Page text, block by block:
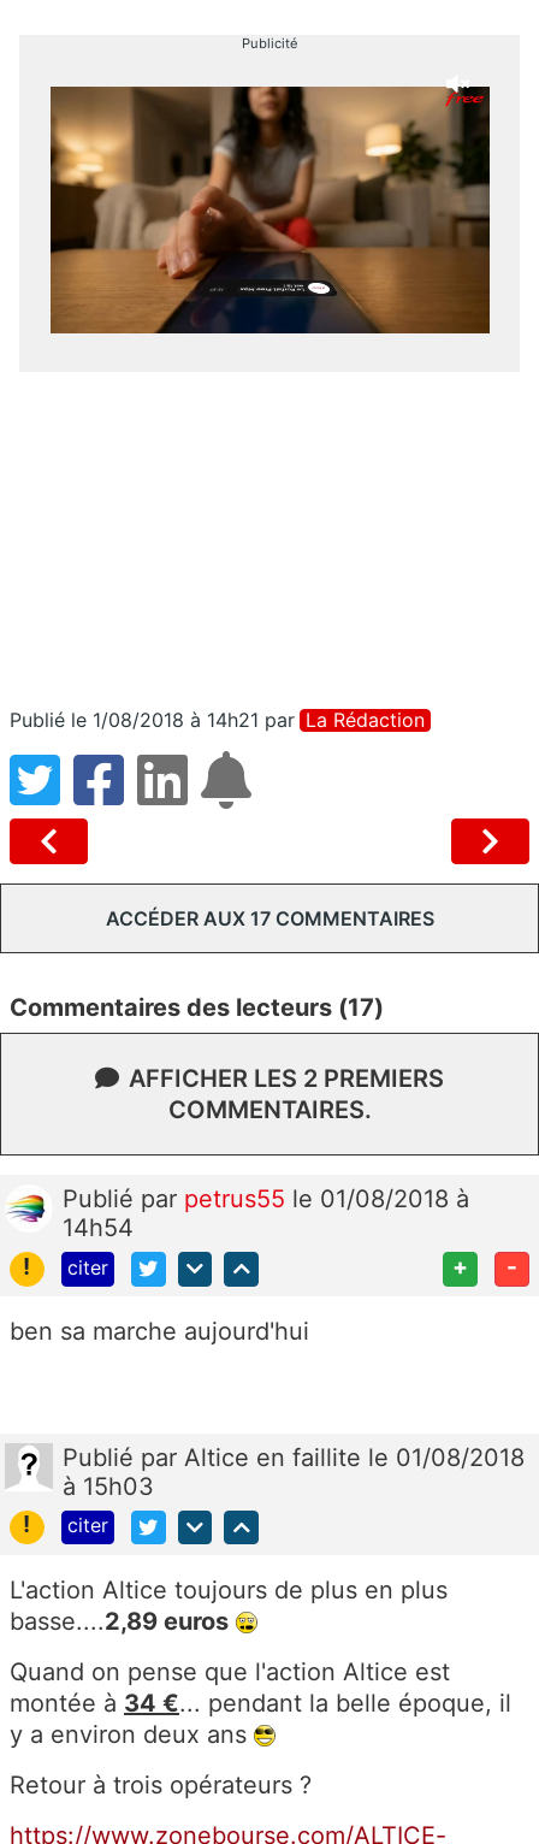
Publicité
Publié le 1/08/2018 à 14h21 par La Rédaction
ACCÉDER AUX 17 COMMENTAIRES
Commentaires des lecteurs (17)
AFFICHER LES 2 PREMIERS
COMMENTAIRES.
Publié par petrus55 le 01/08/2018 à
14h54
!
citer + -
ben sa marche aujourd'hui
Publié par Altice en faillite le 01/08/2018
à 15h03
!
citer
L'action Altice toujours de plus en plus
basse....2,89 euros
Quand on pense que l'action Altice est
montée à 34 €... pendant la belle époque, il
y a environ deux ans
Retour à trois opérateurs ?
https://www.zonebourse.com/ALTICE-